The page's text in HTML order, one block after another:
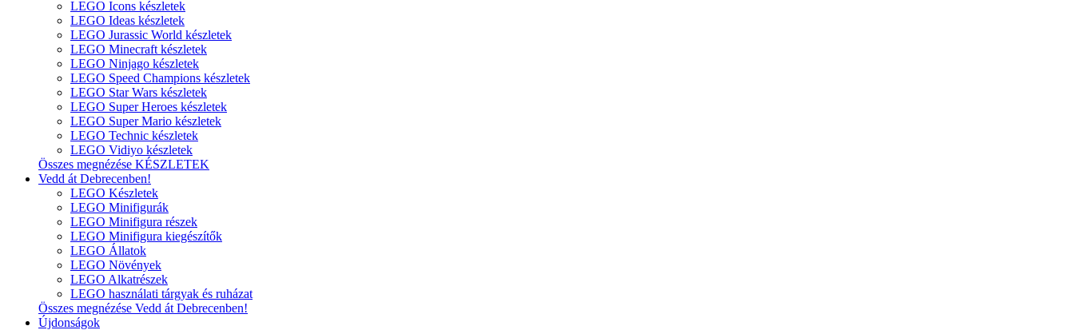
LEGO Icons készletek
LEGO Ideas készletek
LEGO Jurassic World készletek
LEGO Minecraft készletek
LEGO Ninjago készletek
LEGO Speed Champions készletek
LEGO Star Wars készletek
LEGO Super Heroes készletek
LEGO Super Mario készletek
LEGO Technic készletek
LEGO Vidiyo készletek
Összes megnézése KÉSZLETEK
Vedd át Debrecenben!
LEGO Készletek
LEGO Minifigurák
LEGO Minifigura részek
LEGO Minifigura kiegészítők
LEGO Állatok
LEGO Növények
LEGO Alkatrészek
LEGO használati tárgyak és ruházat
Összes megnézése Vedd át Debrecenben!
Újdonságok